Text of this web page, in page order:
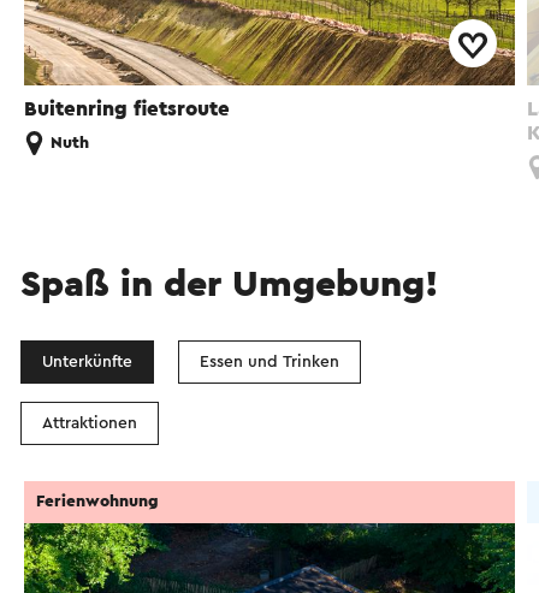
Buitenring fietsroute
Nuth
Spaß in der Umgebung!
Unterkünfte Essen und Trinken
Attraktionen
Ferienwohnung